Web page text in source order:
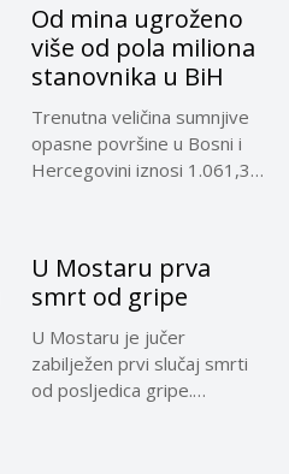
Od mina ugroženo
više od pola miliona
stanovnika u BiH
Trenutna veličina sumnjive
opasne površine u Bosni i
Hercegovini iznosi 1.061,32
U Mostaru prva
smrt od gripe
U Mostaru je jučer
zabilježen prvi slučaj smrti
od posljedica gripe.